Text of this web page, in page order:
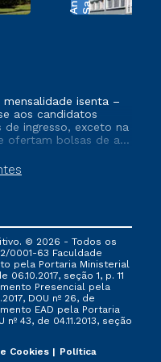
isenta –
aos candidatos
ingresso, exceto na
ofertam bolsas de até
e/ou não
matrícula em uma
governamentais, e
campanha
© 2026 - Todos os
0001-63 Faculdade
pela Portaria Ministerial
06.10.2017, seção 1, p. 11
Presencial ​pela
DOU nº 26, de
EAD pela Portaria
nº 43, de 04.11.2013, seção
Cookies Política